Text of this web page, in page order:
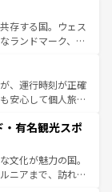
み方が可能だ。さ
おり、どの街角に
リ以外の個性あふ
ることがない。ベ
ルプスの絶景、そ
景は必見。ビール
新着の
ほしい。
存する国。ウェス
ランドマーク、歴
雅なアフタヌーン
パブ、サッカー観
富。イギリスを旅
、運行時刻が正確
安心して個人旅行
ではのユニークな
町歩きも満喫する
価も高いが、旅行
、うまく活用すれ
有名観光スポ
文化が魅力の国。
ニアまで、訪れる